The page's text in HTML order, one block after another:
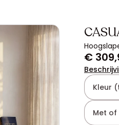
€
Kleur
Met of